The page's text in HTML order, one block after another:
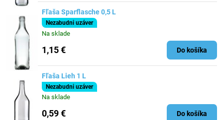
Fľaša Sparflasche 0,5 L
Nezabudni uzáver
Na sklade
1,15 € Do košíka
Fľaša Lieh 1 L
Nezabudni uzáver
Na sklade
0,59 € Do košíka